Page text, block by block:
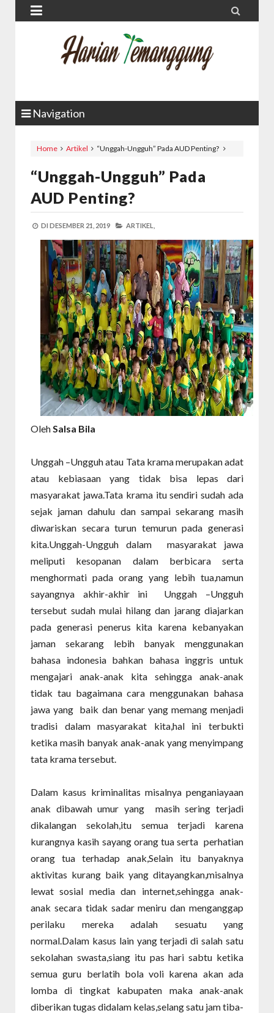
 
Navigation
Home Artikel “Unggah-Ungguh” Pada AUD Penting?
“Unggah-Ungguh” Pada
AUD Penting?
DI DESEMBER 21, 2019 ARTIKEL,
OlehSalsa Bila
Unggah –Ungguh atau Tata krama merupakan adat
atau kebiasaan yang tidak bisa lepas dari
masyarakat jawa.Tata krama itu sendiri sudah ada
sejak jaman dahulu dan sampai sekarang masih
diwariskan secara turun temurun pada generasi
kita.Unggah-Ungguh dalam masyarakat jawa
meliputi kesopanan dalam berbicara serta
menghormati pada orang yang lebih tua,namun
sayangnya akhir-akhir ini Unggah –Ungguh
tersebut sudah mulai hilang dan jarang diajarkan
pada generasi penerus kita karena kebanyakan
jaman sekarang lebih banyak menggunakan
bahasa indonesia bahkan bahasa inggris untuk
mengajari anak-anak kita sehingga anak-anak
tidak tau bagaimana cara menggunakan bahasa
jawa yang baik dan benar yang memang menjadi
tradisi dalam masyarakat kita,hal ini terbukti
ketika masih banyak anak-anak yang menyimpang
tata krama tersebut.
Dalam kasus kriminalitas misalnya penganiayaan
anak dibawah umur yang masih sering terjadi
dikalangan sekolah,itu semua terjadi karena
kurangnya kasih sayang orang tua serta perhatian
orang tua terhadap anak,Selain itu banyaknya
aktivitas kurang baik yang ditayangkan,misalnya
lewat sosial media dan internet,sehingga anak-
anak secara tidak sadar meniru dan menganggap
perilaku mereka adalah sesuatu yang
normal.Dalam kasus lain yang terjadi di salah satu
sekolahan swasta,siang itu pas hari sabtu ketika
semua guru berlatih bola voli karena akan ada
lomba di tingkat kabupaten maka anak-anak
diberikan tugas didalam kelas,selang satu jam tiba-